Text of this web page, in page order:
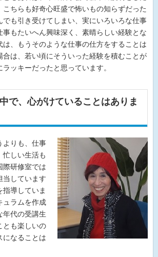
こちらも好奇心旺盛で怖いもの知らずだった
でも引き受けてしまい、実にいろいろな仕事
事もたいへん興味深く、素晴らしい経験とな
は、もうそのような仕事の仕方をすることは
合は、若い頃にそういった経験を積むことが
ッキーだったと思っています。
で、心がけていることはありま
よりも、仕事
忙しい生活も
際研修室では
当しています
指導していま
ュラムを作成
年代の受講生
とも楽しいの
になることは